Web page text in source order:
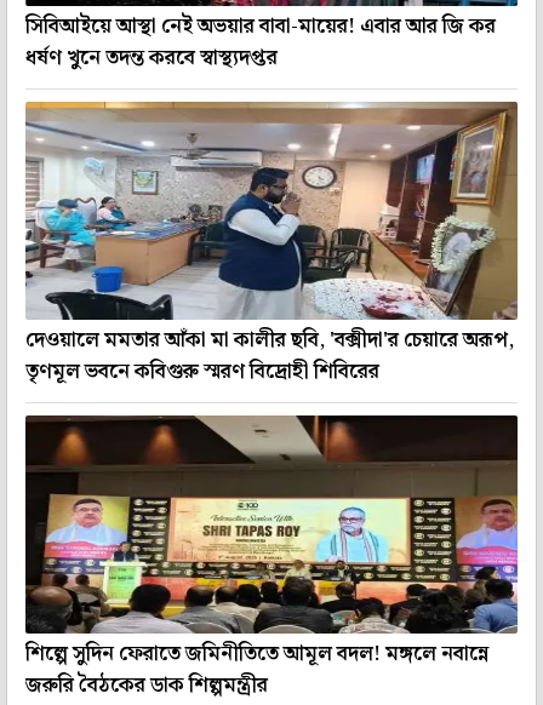
সিবিআইয়ে আস্থা নেই অভয়ার বাবা-মায়ের! এবার আর জি কর
ধর্ষণ খুনে তদন্ত করবে স্বাস্থ্যদপ্তর
দেওয়ালে মমতার আঁকা মা কালীর ছবি, 'বক্সীদা'র চেয়ারে অরূপ,
তৃণমূল ভবনে কবিগুরু স্মরণ বিদ্রোহী শিবিরের
শিল্পে সুদিন ফেরাতে জমিনীতিতে আমূল বদল! মঙ্গলে নবান্নে
জরুরি বৈঠকের ডাক শিল্পমন্ত্রীর